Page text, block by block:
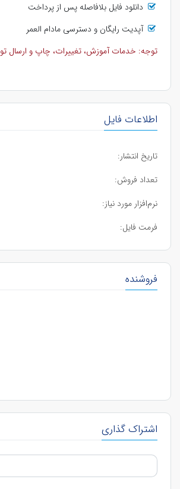
دانلود فایل بلافاصله پس از پرداخت
آپدیت رایگان و دسترسی مادام العمر
توجه: خدمات آموزش، تغییرات، چاپ و ارسال
اطلاعات فایل
تاریخ انتشار:
تعداد فروش:
نرم‌افزار مورد نیاز:
فرمت فایل:
فروشنده
اشتراک گذاری